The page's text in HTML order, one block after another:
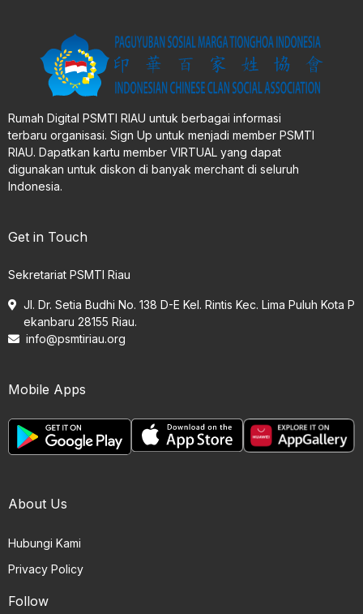
Rumah Digital PSMTI RIAU untuk berbagai informasi
terbaru organisasi. Sign Up untuk menjadi member PSMTI
RIAU. Dapatkan kartu member VIRTUAL yang dapat
digunakan untuk diskon di banyak merchant di seluruh
Indonesia.
Get in Touch
Sekretariat PSMTI Riau
Jl. Dr. Setia Budhi No. 138 D-E Kel. Rintis Kec. Lima Puluh Kota P
ekanbaru 28155 Riau.
info@psmtiriau.org
Mobile Apps
About Us
Hubungi Kami
Privacy Policy
Follow